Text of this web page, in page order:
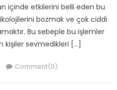
içinde etkilerini belli eden bu
bozmak ve çok ciddi
Bu sebeple bu işlemler
kişiler sevmedikleri […]
Comment(0)